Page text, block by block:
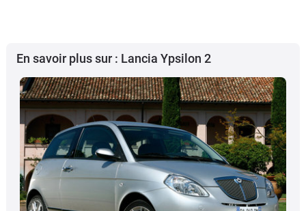
En savoir plus sur : Lancia Ypsilon 2